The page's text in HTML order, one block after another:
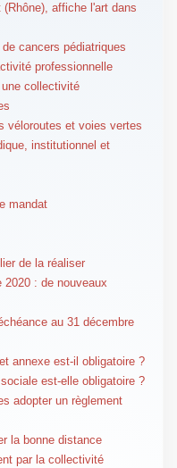
affiche l'art dans
cancers pédiatriques
professionnelle
collectivité
véloroutes et voies vertes
institutionnel et
mandat
de la réaliser
2020 : de nouveaux
au 31 décembre
annexe est-il obligatoire ?
est-elle obligatoire ?
adopter un règlement
la bonne distance
par la collectivité